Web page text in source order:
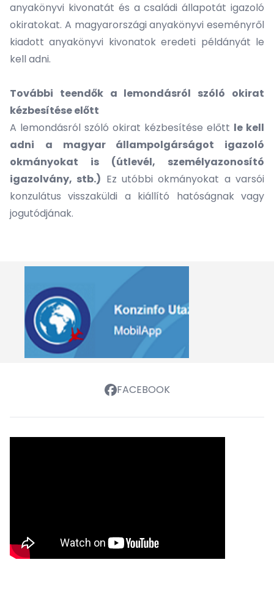
anyakönyvi kivonatát és a családi állapotát igazoló
okiratokat. A magyarországi anyakönyvi eseményről
kiadott anyakönyvi kivonatok eredeti példányát le
kell adni.
További teendők a lemondásról szóló okirat
kézbesítése előtt
A lemondásról szóló okirat kézbesítése előtt le kell
adni
a magyar állampolgárságot igazoló
okmányokat is (útlevél, személyazonosító
igazolvány, stb.) Ez utóbbi okmányokat a varsói
konzulátus visszaküldi a kiállító hatóságnak vagy
jogutódjának.
FACEBOOK